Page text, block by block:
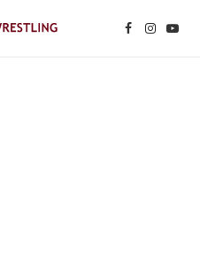
Facebook